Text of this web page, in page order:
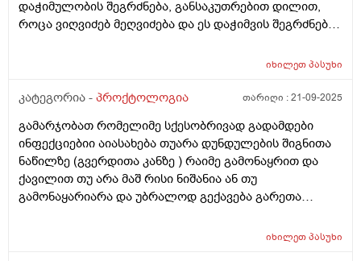
ღამე და კანი მგონი დაწითლებული მაქვს ვარ ბიჭი
დაჭიმულობის შეგრძნება, განსაკუთრებით დილით,
როცა ვიღვიძებ მეღვიძება და ეს დაჭიმვის შეგრძნება
შებერილობაა რომელიც მაწუხებს და მისველდება
რო დავჯდები ვერაფერს ვშვები მაქვს კიდევ. •
წასვლისას შეგრძნება, რომ ბოლომდე ვერ
ვცარიელდებისავით. • ჭინთების შემდეგ ხშირად
მინდება ბევრი შარდვა შემდეგ მიღიზიანდება და წვა
მიჩნდება. • მუცელი ხმაურობს ხშირად ხან მარცხენა
მხარეს ხან მარჯვენა თითქოს რაღაც უჭირს. • ბოლო
შემდეგ ჩვეულებრივად გახდა ხილის ჭამის შემდეგ •
იხილეთპასუხი
კატეგორია - პროქტოლოგია თარიღი :21-09-2025
გამარჯობათ რომელიმე სქესობრივად გადამდები
ინფექციებიი აიასახება თუარა დუნდულების შიგნითა
ნაწილზე (გვერდითა კანზე ) რაიმე გამონაყრით და
ქავილით თუ არა მაშ რისი ნიშანია ან თუ
გამონაყარიარა და უბრალოდ გექავება გარეთა
იხილეთპასუხი